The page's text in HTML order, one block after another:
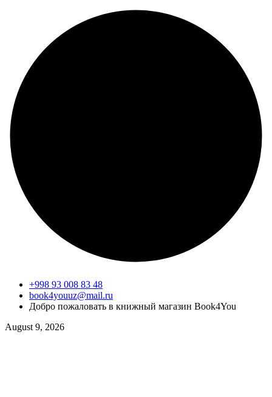
+998 93 008 83 48
book4youuz@mail.ru
Добро пожаловать в книжный магазин Book4You
August 9, 2026